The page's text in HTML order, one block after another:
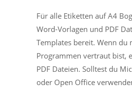
Für alle Etiketten auf A4
Word-Vorlagen und PDF
Templates bereit. Wenn du
Programmen vertraut bist,
PDF Dateien. Solltest du
oder Open Office